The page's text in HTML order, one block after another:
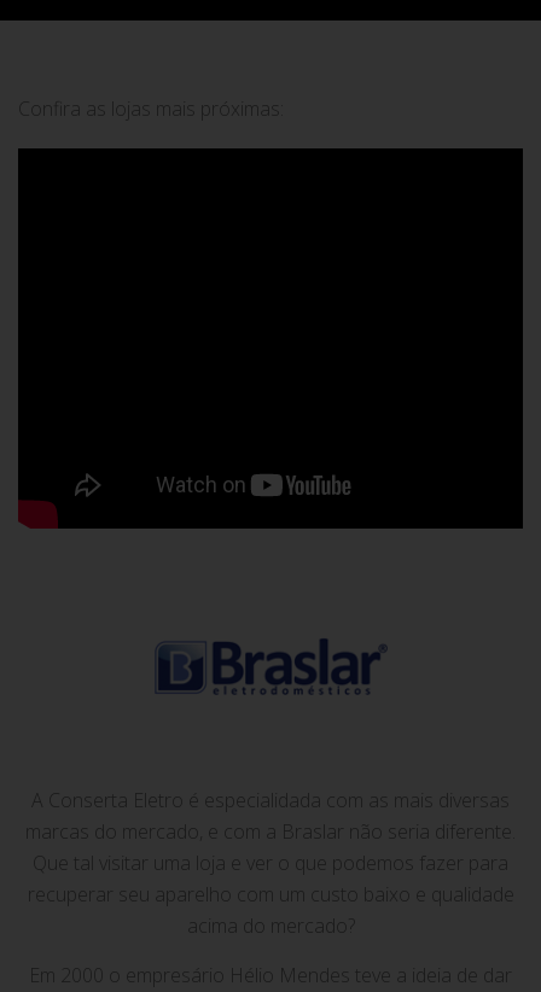
Confira as lojas mais próximas:
A Conserta Eletro é especialidada com as mais diversas
marcas do mercado, e com a Braslar não seria diferente.
Que tal visitar uma loja e ver o que podemos fazer para
recuperar seu aparelho com um custo baixo e qualidade
acima do mercado?
Em 2000 o empresário Hélio Mendes teve a ideia de dar